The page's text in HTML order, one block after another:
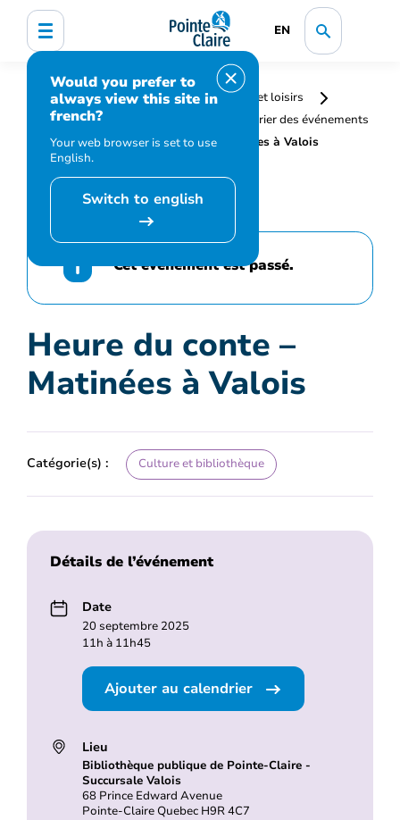
EN
Would you prefer to
always view this site in
french?
Your web browser is set to use
English.
Switch to english
Accueil
Bibliothèque, culture, sports et loisirs
Programmation et inscription
Calendrier des événements
et activités
Heure du conte – Matinées à Valois
Cet événement est passé.
Heure du conte –
Matinées à Valois
Catégorie(s) : Culture et bibliothèque
Détails de l’événement
Date
20 septembre 2025
11h à 11h45
Ajouter au calendrier
Lieu
Bibliothèque publique de Pointe-Claire -
Succursale Valois
68 Prince Edward Avenue
Pointe-Claire Quebec H9R 4C7